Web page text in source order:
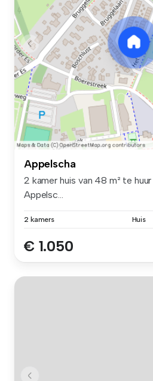
Appelscha
2 kamer huis van 48 m² te
Appelsc...
2 kamers Huis
€ 1.050